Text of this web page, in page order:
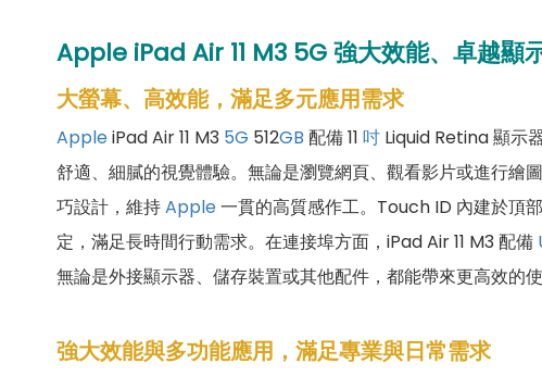
Apple iPad Air 11 M3 5G 強大效能、卓越顯
大螢幕、高效能，滿足多元應用需求
AppleiPad Air 11 M3 5G 512GB 配備 11 吋 Liquid Retina 顯示
舒適、細膩的視覺體驗。無論是瀏覽網頁、觀看影片或進行繪
巧設計，維持Apple一貫的高質感作工。Touch ID 內建於頂
定，滿足長時間行動需求。在連接埠方面，iPad Air 11 M3 配備
無論是外接顯示器、儲存裝置或其他配件，都能帶來更高效的
強大效能與多功能應用，滿足專業與日常需求